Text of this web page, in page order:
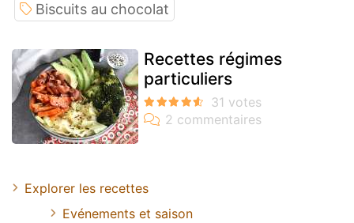
Biscuits au chocolat
Recettes régimes
particuliers
Explorer les recettes
Evénements et saison